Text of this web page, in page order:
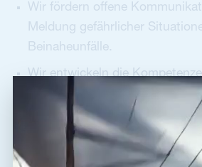
Wir fördern offene
Meldung gefährlicher
Beinaheunfälle.
Wir entwickeln die
durch regelmäßige Aus- und
die Stärkung eines
Umgangs mit Sicherheit.
Wir fordern einen